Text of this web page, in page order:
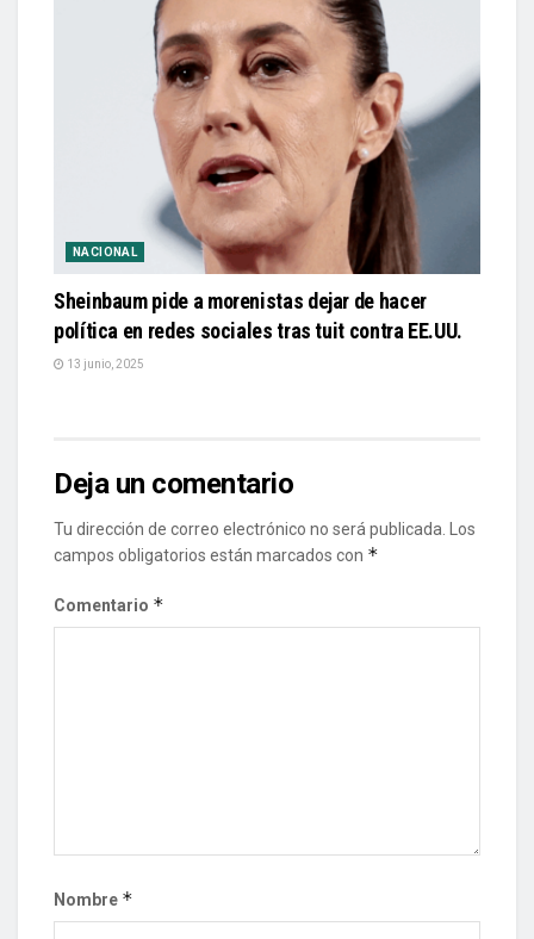
NACIONAL
Sheinbaum pide a morenistas dejar de hacer
política en redes sociales tras tuit contra EE.UU.
13 junio, 2025
Deja un comentario
Tu dirección de correo electrónico no será publicada.
Los
campos obligatorios están marcados con *
Comentario *
Nombre *